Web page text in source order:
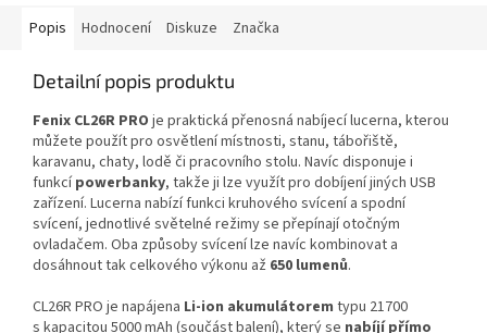
Popis Hodnocení Diskuze Značka
Detailní popis produktu
Fenix CL26R PRO je praktická přenosná nabíjecí lucerna, kterou
můžete použít pro osvětlení místnosti, stanu, tábořiště,
karavanu, chaty, lodě či pracovního stolu. Navíc disponuje i
funkcípowerbanky, takže ji lze využít pro dobíjení jiných USB
zařízení. Lucerna nabízí funkci kruhového svícení a spodní
svícení, jednotlivé světelné režimy se přepínají otočným
ovladačem. Oba způsoby svícení lze navíc kombinovat a
dosáhnout tak celkového výkonu až 650 lumenů.
CL26R PRO je napájena Li-ion akumulátorem typu 21700
s kapacitou 5000 mAh (součást balení), který se nabíjí přímo